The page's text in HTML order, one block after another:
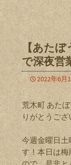
【あたぼ
で深夜営
2022年6月
荒木町 あた
りがとうござ
今週金曜日土
す！本日は